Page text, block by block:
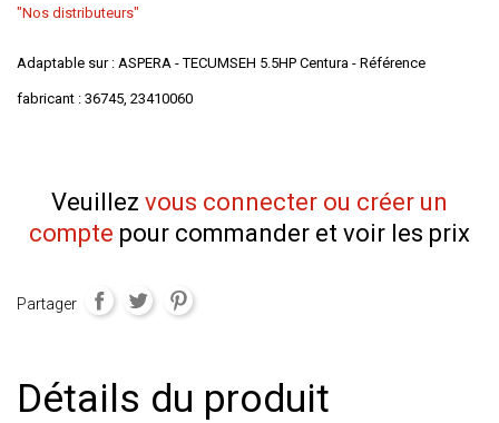
"Nos distributeurs"
Adaptable sur : ASPERA - TECUMSEH 5.5HP Centura - Référence
fabricant : 36745, 23410060
Veuillez vous connecter ou créer un
compte pour commander et voir les prix
Partager
Détails du produit